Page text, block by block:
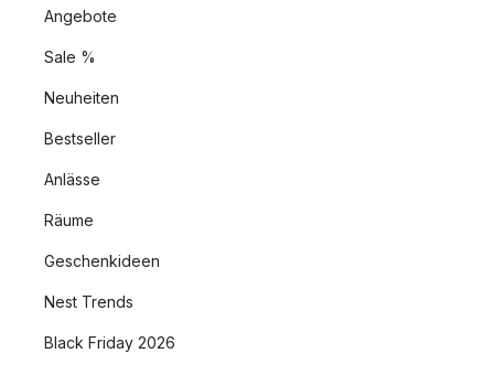
Angebote
Sale %
Neuheiten
Bestseller
Anlässe
Räume
Geschenkideen
Nest Trends
Black Friday 2026